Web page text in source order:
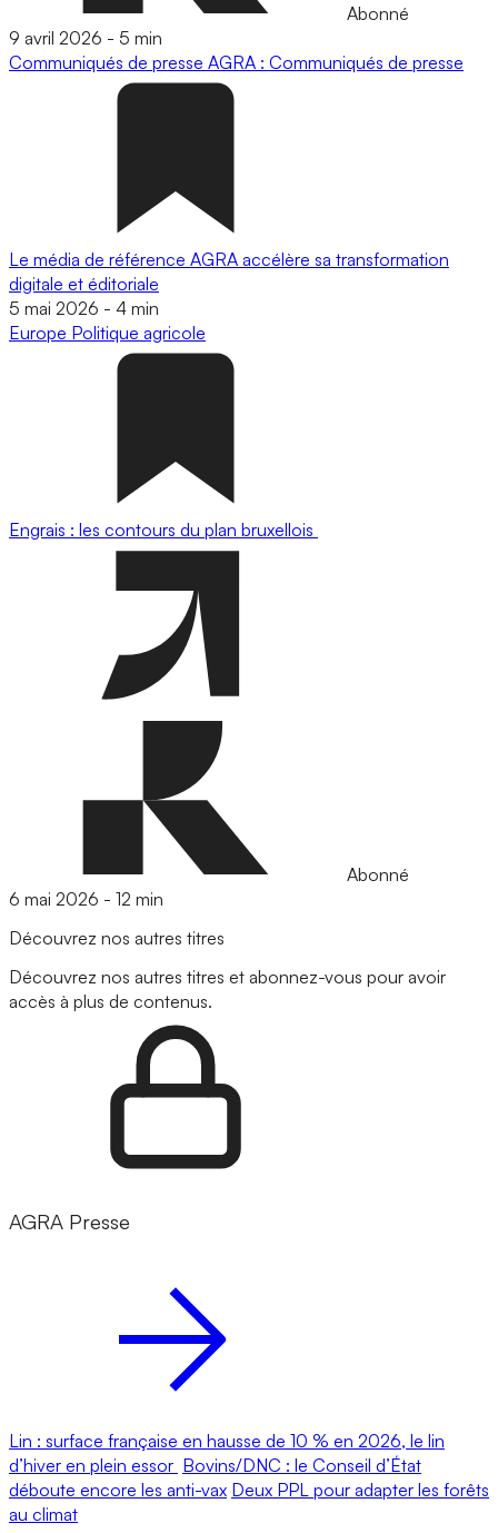
Abonné
9 avril 2026 - 5 min
Communiqués de presse AGRA : Communiqués de presse
Le média de référence AGRA accélère sa transformation
digitale et éditoriale
5 mai 2026 - 4 min
Europe Politique agricole
Engrais : les contours du plan bruxellois
Abonné
6 mai 2026 - 12 min
Découvrez nos autres titres
Découvrez nos autres titres et abonnez-vous pour avoir
accès à plus de contenus.
AGRA Presse
Lin : surface française en hausse de 10 % en 2026, le lin
d’hiver en plein essor Bovins/DNC : le Conseil d’État
déboute encore les anti-vax Deux PPL pour adapter les forêts
au climat